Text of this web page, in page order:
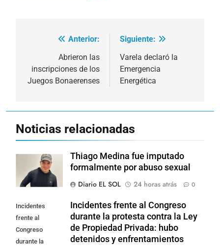
Navegación
entradas
Anterior:
Abrieron las
inscripciones de los
Juegos Bonaerenses
Siguiente:
Varela declaró la
Emergencia
Energética
Noticias relacionadas
Thiago Medina fue imputado
formalmente por abuso sexual
Diario EL SOL
24 horas atrás 0
Incidentes
frente al
Congreso
durante la
Incidentes frente al Congreso
durante la protesta contra la Ley
de Propiedad Privada: hubo
detenidos y enfrentamientos